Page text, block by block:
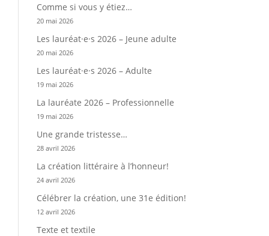
Comme si vous y étiez…
20 mai 2026
Les lauréat·e·s 2026 – Jeune adulte
20 mai 2026
Les lauréat·e·s 2026 – Adulte
19 mai 2026
La lauréate 2026 – Professionnelle
19 mai 2026
Une grande tristesse…
28 avril 2026
La création littéraire à l’honneur!
24 avril 2026
Célébrer la création, une 31e édition!
12 avril 2026
Texte et textile